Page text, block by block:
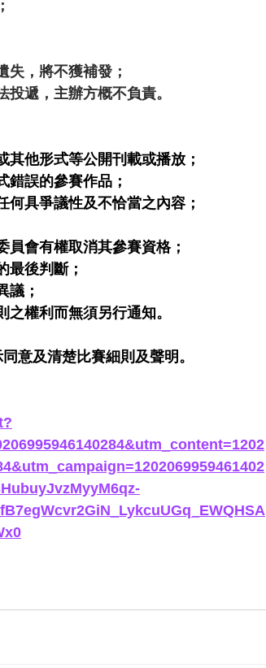
失，將不獲補發；
遞，主辦方概不負責。
他形式等公開刊載或播放；
錯誤的參賽作品；
具爭議性及不恰當之內容；
會有權取消其參賽資格；
最後判斷；
議；
權利而無須另行通知。
意及清楚比賽細則及聲明。